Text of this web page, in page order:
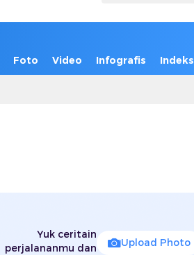
Foto Video Infografis Indeks
Yuk ceritain
perjalananmu dan
Upload Photo